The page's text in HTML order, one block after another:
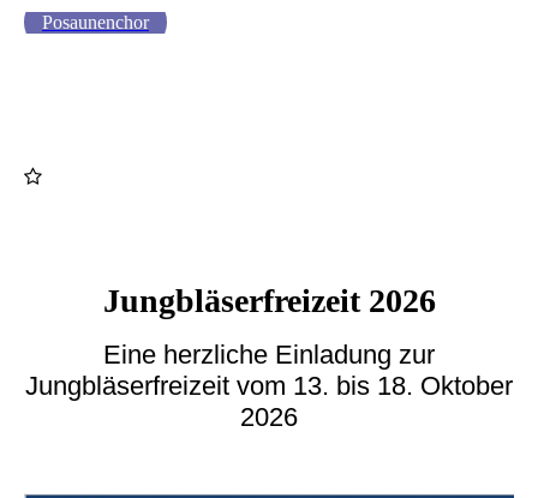
Posaunenchor
Jungbläserfreizeit 2026
Eine herzliche Einladung zur
Jungbläserfreizeit vom 13. bis 18. Oktober
2026